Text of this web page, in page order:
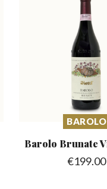
BAROLO
Barolo Brunate
€199.00